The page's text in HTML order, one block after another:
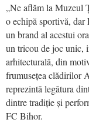
„Ne aflăm la Muzeul
o echipă sportivă, dar
un brand al acestui
un tricou de joc unic,
arhitecturală, din
frumusețea clădirilor
reprezintă legătura
dintre tradiție și
FC Bihor.